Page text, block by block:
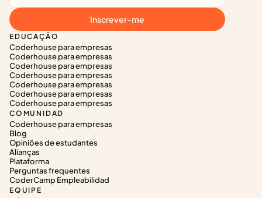
EDUCAÇÃO
Coderhouse para empresas
Coderhouse para empresas
Coderhouse para empresas
Coderhouse para empresas
Coderhouse para empresas
Coderhouse para empresas
Coderhouse para empresas
COMUNIDAD
Coderhouse para empresas
Blog
Opiniões de estudantes
Alianças
Plataforma
Perguntas frequentes
CoderCamp Empleabilidad
EQUIPE
Inscrever-me